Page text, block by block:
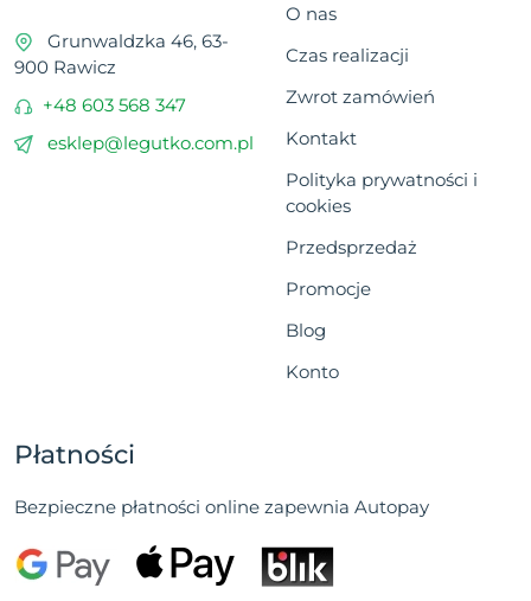
Grunwaldzka 46, 63-
900 Rawicz
+48 603 568 347
esklep@legutko.com.pl
O nas
Czas realizacji
Zwrot zamówień
Kontakt
Polityka prywatności i
cookies
Przedsprzedaż
Promocje
Blog
Konto
Płatności
Bezpieczne płatności online zapewnia Autopay